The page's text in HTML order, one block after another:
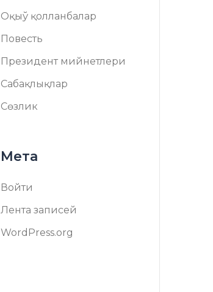
Оқыў қолланбалар
Повесть
Президент мийнетлери
Сабақлықлар
Сөзлик
Мета
Войти
Лента записей
WordPress.org